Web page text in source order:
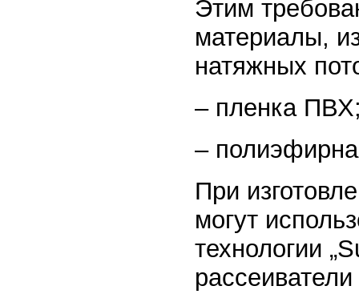
Этим
материалы,
натяжных
– пленка
–
При
могут
технологии